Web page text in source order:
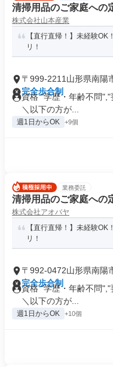
清掃用品のご家庭への
株式会社山本産業
【直行直帰！】未経験
リ！
〒999-2211山形県南陽
完全歩合制
資格 "学歴・年齢不問
＼以下の方が...
週1日からOK +9個
業務委託
清掃用品のご家庭への
株式会社アオバヤ
【直行直帰！】未経験
リ！
〒992-0472山形県南陽
完全歩合制
資格 "学歴・年齢不問
＼以下の方が...
週1日からOK +10個